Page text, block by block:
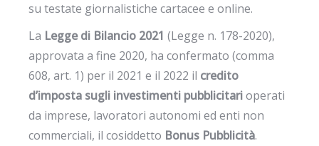
su testate giornalistiche cartacee e online.
La Legge di Bilancio 2021(Legge n. 178-2020),
approvata a fine 2020, ha confermato (comma
608, art. 1) per il 2021 e il 2022 il credito
d’imposta sugli investimenti pubblicitarioperati
da imprese, lavoratori autonomi ed enti non
commerciali, il cosiddetto Bonus Pubblicità.